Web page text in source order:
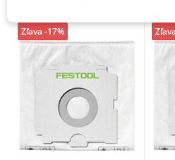
Zľava -17%